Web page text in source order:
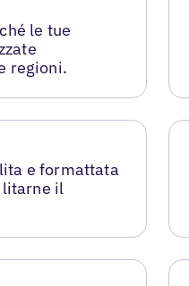
le tue
regioni.
e formattata
il